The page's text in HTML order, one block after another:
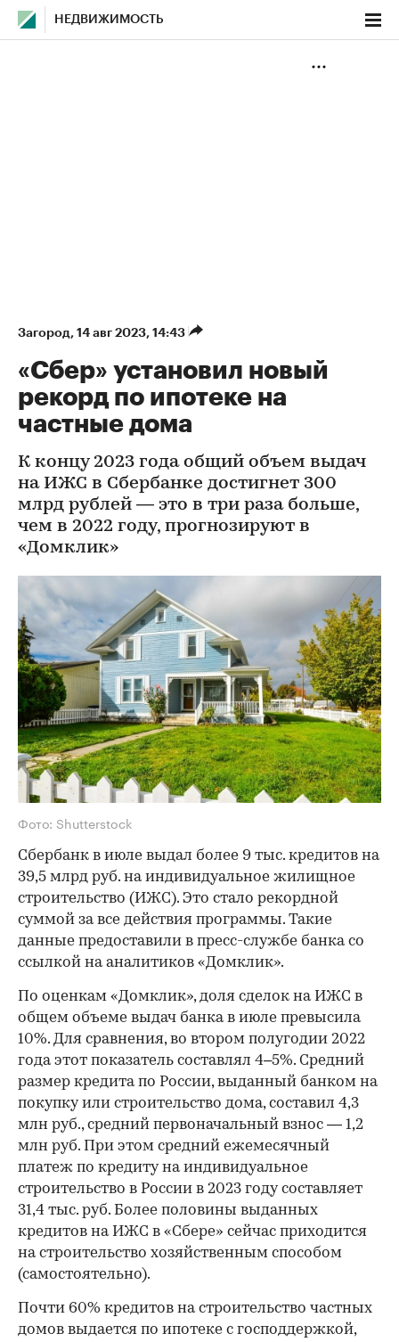
НЕДВИЖИМОСТЬ
Загород⁠, 14 авг 2023, 14:43
«Сбер» установил новый
рекорд по ипотеке на
частные дома
К концу 2023 года общий объем выдач
на ИЖС в Сбербанке достигнет 300
млрд рублей — это в три раза больше,
чем в 2022 году, прогнозируют в
«Домклик»
Фото: Shutterstock
Сбербанк в июле выдал более 9 тыс. кредитов на
39,5 млрд руб. на индивидуальное жилищное
строительство (ИЖС). Это стало рекордной
суммой за все действия программы. Такие
данные предоставили в пресс-службе банка со
ссылкой на аналитиков «Домклик».
По оценкам «Домклик», доля сделок на ИЖС в
общем объеме выдач банка в июле превысила
10%. Для сравнения, во втором полугодии 2022
года этот показатель составлял 4–5%. Средний
размер кредита по России, выданный банком на
покупку или строительство дома, составил 4,3
млн руб., средний первоначальный взнос — 1,2
млн руб. При этом средний ежемесячный
платеж по кредиту на индивидуальное
строительство в России в 2023 году составляет
31,4 тыс. руб. Более половины выданных
кредитов на ИЖС в «Сбере» сейчас приходится
на строительство хозяйственным способом
(самостоятельно).
Почти 60% кредитов на строительство частных
домов выдается по ипотеке с господдержкой,